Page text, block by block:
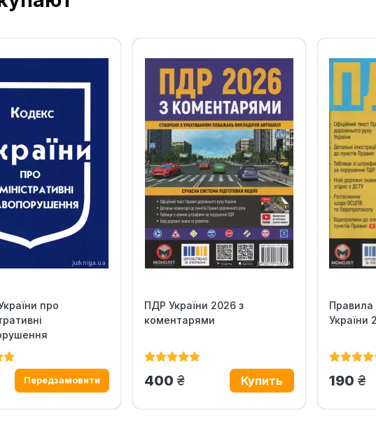
про
ПДР України 2026 з
коментарями
400 грн.
Правила
України
190